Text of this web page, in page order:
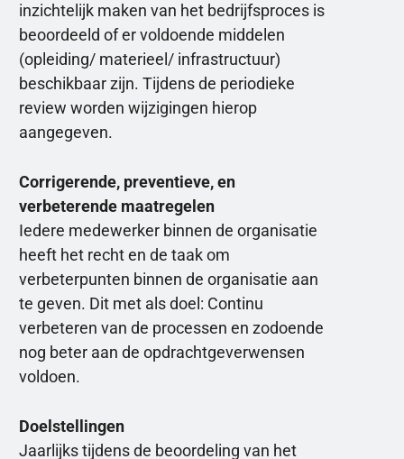
inzichtelijk maken van het bedrijfsproces is
beoordeeld of er voldoende middelen
(opleiding/ materieel/ infrastructuur)
beschikbaar zijn. Tijdens de periodieke
review worden wijzigingen hierop
aangegeven.
Corrigerende, preventieve, en
verbeterende maatregelen
Iedere medewerker binnen de organisatie
heeft het recht en de taak om
verbeterpunten binnen de organisatie aan
te geven. Dit met als doel: Continu
verbeteren van de processen en zodoende
nog beter aan de opdrachtgeverwensen
voldoen.
Doelstellingen
Jaarlijks tijdens de beoordeling van het